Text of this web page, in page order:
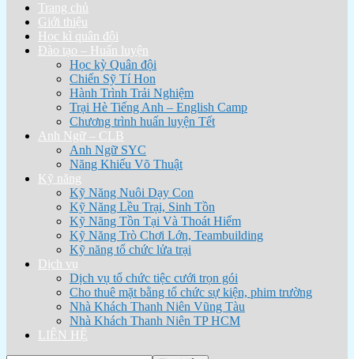
Trang chủ
Giới thiệu
Học kì quân đội
Đào tạo – Huấn luyện
Học kỳ Quân đội
Chiến Sỹ Tí Hon
Hành Trình Trải Nghiệm
Trại Hè Tiếng Anh – English Camp
Chương trình huấn luyện Tết
Anh Ngữ – CLB
Anh Ngữ SYC
Năng Khiếu Võ Thuật
Kỹ năng
Kỹ Năng Nuôi Dạy Con
Kỹ Năng Lều Trại, Sinh Tồn
Kỹ Năng Tồn Tại Và Thoát Hiểm
Kỹ Năng Trò Chơi Lớn, Teambuilding
Kỹ năng tổ chức lửa trại
Dịch vụ
Dịch vụ tổ chức tiệc cưới trọn gói
Cho thuê mặt bằng tổ chức sự kiện, phim trường
Nhà Khách Thanh Niên Vũng Tàu
Nhà Khách Thanh Niên TP HCM
LIÊN HỆ